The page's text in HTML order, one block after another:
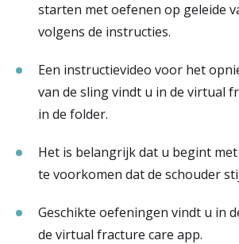
starten met oefenen op geleide
volgens de instructies.
Een instructievideo voor het
van de sling vindt u in de virtual
in de folder.
Het is belangrijk dat u begint
te voorkomen dat de schouder
Geschikte oefeningen vindt u in
de virtual fracture care app.